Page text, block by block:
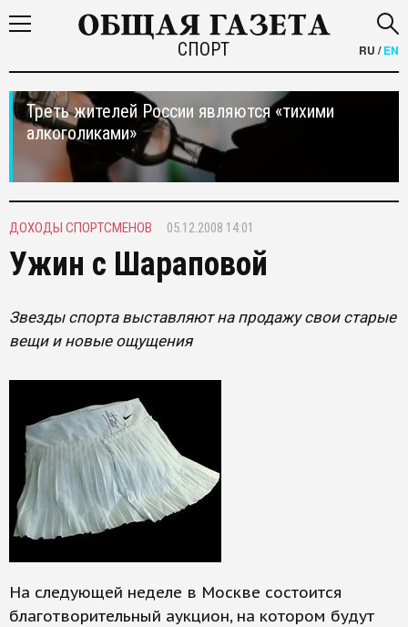
СПОРТ RU /EN
Треть жителей России являются «тихими
алкоголиками»
ДОХОДЫ СПОРТСМЕНОВ 05.12.2008 14:01
Ужин с Шараповой
Звезды спорта выставляют на продажу свои старые
вещи и новые ощущения
На следующей неделе в Москве состоится
благотворительный аукцион, на котором будут